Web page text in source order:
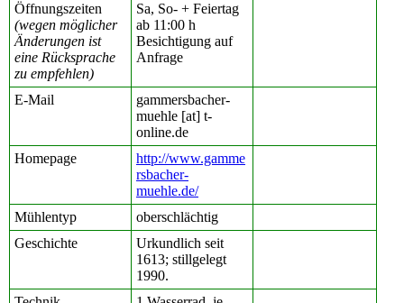
Öffnungszeiten
(wegen möglicher
Änderungen ist
eine Rücksprache
zu empfehlen)
Sa, So- + Feiertag
ab 11:00 h
Besichtigung auf
Anfrage
E-Mail
gammersbacher-
muehle [at] t-
online.de
Homepage
http://www.gamme
rsbacher-
muehle.de/
Mühlentyp
oberschlächtig
Geschichte
Urkundlich seit
1613; stillgelegt
1990.